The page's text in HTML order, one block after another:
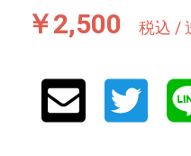
￥2,500 税込 /